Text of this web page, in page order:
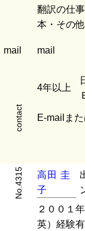
翻訳の仕
本・その
mail mail
4年以上
contact E-mailま
No.4315 高 田 圭
子
２００１
英）経験